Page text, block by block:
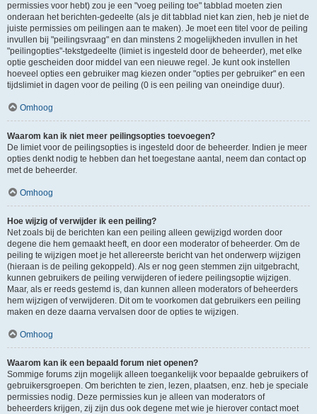
permissies voor hebt) zou je een "voeg peiling toe" tabblad moeten zien
onderaan het berichten-gedeelte (als je dit tabblad niet kan zien, heb je niet de
juiste permissies om peilingen aan te maken). Je moet een titel voor de peiling
invullen bij "peilingsvraag" en dan minstens 2 mogelijkheden invullen in het
"peilingopties"-tekstgedeelte (limiet is ingesteld door de beheerder), met elke
optie gescheiden door middel van een nieuwe regel. Je kunt ook instellen
hoeveel opties een gebruiker mag kiezen onder "opties per gebruiker" en een
tijdslimiet in dagen voor de peiling (0 is een peiling van oneindige duur).
Omhoog
Waarom kan ik niet meer peilingsopties toevoegen?
De limiet voor de peilingsopties is ingesteld door de beheerder. Indien je meer
opties denkt nodig te hebben dan het toegestane aantal, neem dan contact op
met de beheerder.
Omhoog
Hoe wijzig of verwijder ik een peiling?
Net zoals bij de berichten kan een peiling alleen gewijzigd worden door
degene die hem gemaakt heeft, en door een moderator of beheerder. Om de
peiling te wijzigen moet je het allereerste bericht van het onderwerp wijzigen
(hieraan is de peiling gekoppeld). Als er nog geen stemmen zijn uitgebracht,
kunnen gebruikers de peiling verwijderen of iedere peilingsoptie wijzigen.
Maar, als er reeds gestemd is, dan kunnen alleen moderators of beheerders
hem wijzigen of verwijderen. Dit om te voorkomen dat gebruikers een peiling
maken en deze daarna vervalsen door de opties te wijzigen.
Omhoog
Waarom kan ik een bepaald forum niet openen?
Sommige forums zijn mogelijk alleen toegankelijk voor bepaalde gebruikers of
gebruikersgroepen. Om berichten te zien, lezen, plaatsen, enz. heb je speciale
permissies nodig. Deze permissies kun je alleen van moderators of
beheerders krijgen, zij zijn dus ook degene met wie je hierover contact moet